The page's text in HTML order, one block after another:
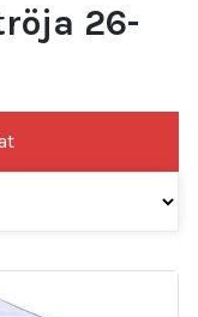
26-
Sortera
efter